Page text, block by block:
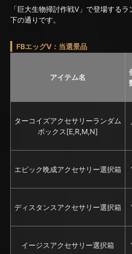
「巨大生物掃討作戦V」で登場する
下の通りです。
FBエッグV：当選景品
アイテム名
ターコイズアクセサリーランダム
ボックス[E,R,M,N]
エピック晩成アクセサリー選択箱
ディスタンスアクセサリー選択箱
イージスアクセサリー選択箱